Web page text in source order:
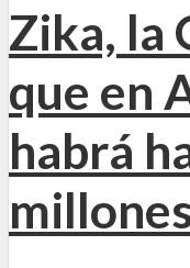
Zika, la
que en
habrá